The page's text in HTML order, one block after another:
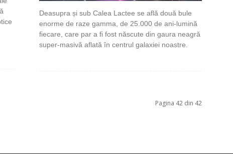
Deasupra și sub Calea Lactee se află două bule
enorme de raze gamma, de 25.000 de ani-lumină
fiecare, care par a fi fost născute din gaura neagră
super-masivă aflată în centrul galaxiei noastre.
Pagina 42 din 42